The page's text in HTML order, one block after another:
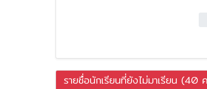
รายชื่อนักเรียนที่ยังไม่มาเรียน (40